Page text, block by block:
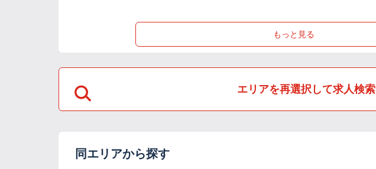
もっと見る
エリアを再選択して求人検索
同エリアから探す